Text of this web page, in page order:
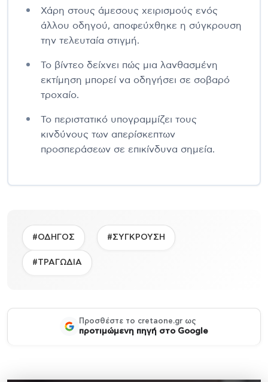
Χάρη στους άμεσους χειρισμούς ενός
άλλου οδηγού, αποφεύχθηκε η σύγκρουση
την τελευταία στιγμή.
Το βίντεο δείχνει πώς μια λανθασμένη
εκτίμηση μπορεί να οδηγήσει σε σοβαρό
τροχαίο.
Το περιστατικό υπογραμμίζει τους
κινδύνους των απερίσκεπτων
προσπεράσεων σε επικίνδυνα σημεία.
#ΟΔΗΓΟΣ #ΣΥΓΚΡΟΥΣΗ
#ΤΡΑΓΩΔΙΑ
Προσθέστε το cretaone.gr ως
προτιμώμενη πηγή στο Google